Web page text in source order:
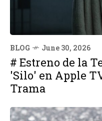
BLOG June 30, 2026
# Estreno de la
'Silo' en Apple
Trama